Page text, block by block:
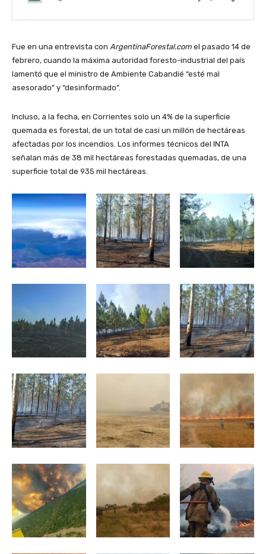
Fue en una entrevista con ArgentinaForestal.com el pasado 14 de
febrero, cuando la máxima autoridad foresto-industrial del país
lamentó que el ministro de Ambiente Cabandié “esté mal
asesorado” y “desinformado”.
Incluso, a la fecha, en Corrientes solo un 4% de la superficie
quemada es forestal, de un total de casi un millón de hectáreas
afectadas por los incendios. Los informes técnicos del INTA
señalan más de 38 mil hectáreas forestadas quemadas, de una
superficie total de 935 mil hectáreas.